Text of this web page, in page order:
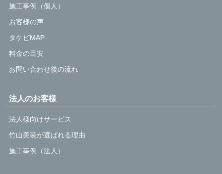
施工事例（個人）
お客様の声
タケビMAP
料金の目安
お問い合わせ後の流れ
法人のお客様
法人様向けサービス
竹山美装が選ばれる理由
施工事例（法人）